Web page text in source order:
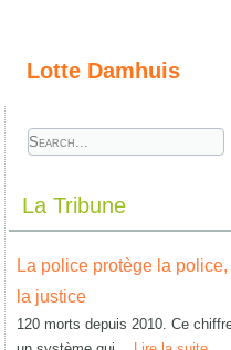
Lotte Damhuis
La Tribune
La police protège la
la justice
120 morts depuis 2010. Ce